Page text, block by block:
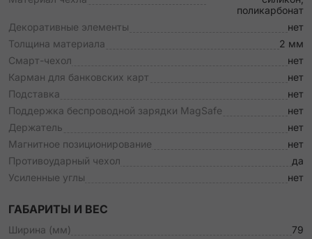
поликарбонат
Декоративные элементы
нет
Толщина материала
2 мм
Смарт-чехол
нет
Карман для банковских карт
нет
Подставка
нет
Поддержка беспроводной зарядки MagSafe
нет
Держатель
нет
Магнитное позиционирование
нет
Противоударный чехол
да
Усиленные углы
нет
ГАБАРИТЫ И ВЕС
Ширина (мм)
79